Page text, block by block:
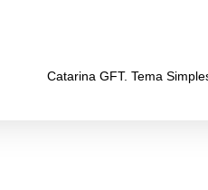
Catarina GFT. Tema